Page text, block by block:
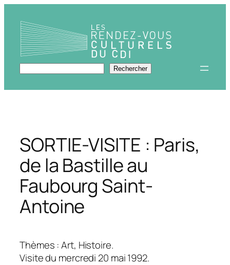
contenu
Rechercher Rechercher
SORTIE-VISITE : Paris,
de la Bastille au
Faubourg Saint-
Antoine
Thèmes : Art, Histoire.
Visite du mercredi 20 mai 1992.